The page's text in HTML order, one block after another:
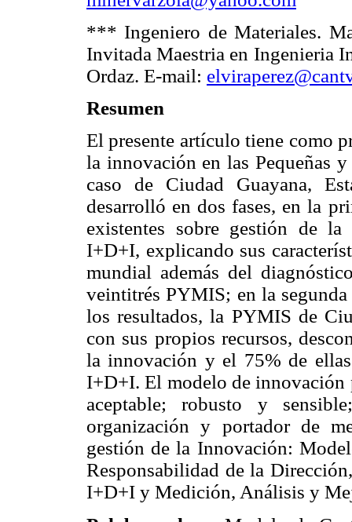
*** Ingeniero de Materiales.
Invitada Maestria en Ingenieria
Ordaz. E-mail:
Resumen
El presente artículo tiene como
la innovación en las Pequeñas
caso de Ciudad Guayana,
desarrolló en dos fases, en la
existentes sobre gestión de
I+D+I, explicando sus
mundial además del
veintitrés PYMIS; en la
los resultados, la PYMIS de
con sus propios recursos,
la innovación y el 75% de
I+D+I. El modelo de innovación
aceptable; robusto y
organización y portador de
gestión de la Innovación:
Responsabilidad de la
I+D+I y Medición, Análisis y